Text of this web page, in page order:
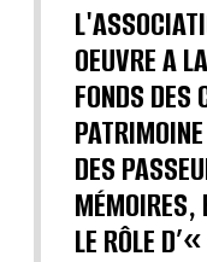
OEUVRE A
FONDS DES
DES
MÉMOIRES,
LE RÔLE